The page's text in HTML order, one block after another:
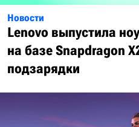
Новости
Lenovo выпустила
на базе Snapdragon
подзарядки